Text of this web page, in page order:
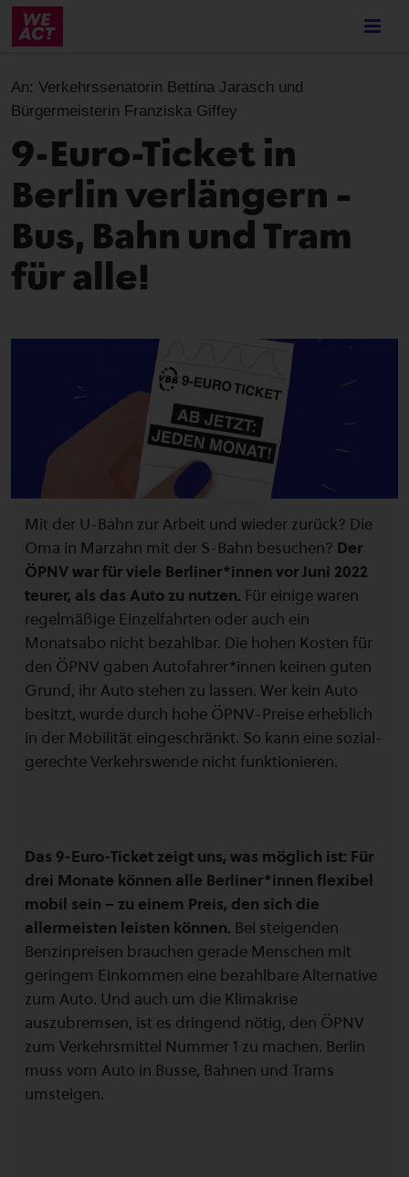
Skip
content
An: Verkehrssenatorin Bettina Jarasch und
Bürgermeisterin Franziska Giffey
9-Euro-Ticket in
Berlin verlängern –
Bus, Bahn und Tram
für alle!
Mit der U-Bahn zur Arbeit und wieder zurück? Die
Oma in Marzahn mit der S-Bahn besuchen? Der
ÖPNV war für viele Berliner*innen vor Juni 2022
teurer, als das Auto zu nutzen. Für einige waren
regelmäßige Einzelfahrten oder auch ein
Monatsabo nicht bezahlbar. Die hohen Kosten für
den ÖPNV gaben Autofahrer*innen keinen guten
Grund, ihr Auto stehen zu lassen. Wer kein Auto
besitzt, wurde durch hohe ÖPNV-Preise erheblich
in der Mobilität eingeschränkt. So kann eine sozial-
gerechte Verkehrswende nicht funktionieren.
Das 9-Euro-Ticket zeigt uns, was möglich ist: Für
drei Monate können alle Berliner*innen flexibel
mobil sein – zu einem Preis, den sich die
allermeisten leisten können. Bei steigenden
Benzinpreisen brauchen gerade Menschen mit
geringem Einkommen eine bezahlbare Alternative
zum Auto. Und auch um die Klimakrise
auszubremsen, ist es dringend nötig, den ÖPNV
zum Verkehrsmittel Nummer 1 zu machen. Berlin
muss vom Auto in Busse, Bahnen und Trams
umsteigen.